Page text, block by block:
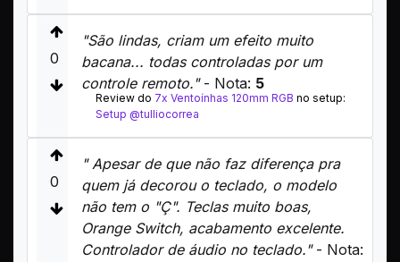
0
"São lindas, criam um efeito muito
bacana... todas controladas por um
controle remoto."- Nota: 5
Review do 7x Ventoínhas 120mm RGB no setup:
Setup @tulliocorrea
0
" Apesar de que não faz diferença pra
quem já decorou o teclado, o modelo
não tem o "Ç". Teclas muito boas,
Orange Switch, acabamento excelente.
Controlador de áudio no teclado."- Nota: